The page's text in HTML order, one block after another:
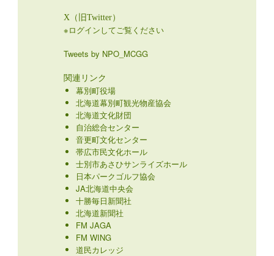
X（旧Twitter）
※ログインしてご覧ください
Tweets by NPO_MCGG
関連リンク
幕別町役場
北海道幕別町観光物産協会
北海道文化財団
自治総合センター
音更町文化センター
帯広市民文化ホール
士別市あさひサンライズホール
日本パークゴルフ協会
JA北海道中央会
十勝毎日新聞社
北海道新聞社
FM JAGA
FM WING
道民カレッジ